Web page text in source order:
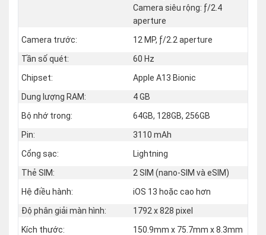
Camera siêu rộng: ƒ/2.4
aperture
Camera trước:
12 MP, ƒ/2.2 aperture
Tần số quét:
60 Hz
Chipset:
Apple A13 Bionic
Dung lượng RAM:
4 GB
Bộ nhớ trong:
64GB, 128GB, 256GB
Pin:
3110 mAh
Cổng sạc:
Lightning
Thẻ SIM:
2 SIM (nano‑SIM và eSIM)
Hệ điều hành:
iOS 13 hoặc cao hơn
Độ phân giải màn hình:
1792 x 828 pixel
Kích thước:
150.9mm x 75.7mm x 8.3mm